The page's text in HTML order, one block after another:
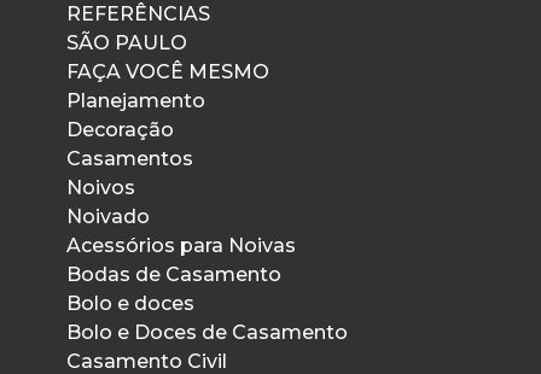
REFERÊNCIAS
SÃO PAULO
FAÇA VOCÊ MESMO
Planejamento
Decoração
Casamentos
Noivos
Noivado
Acessórios para Noivas
Bodas de Casamento
Bolo e doces
Bolo e Doces de Casamento
Casamento Civil